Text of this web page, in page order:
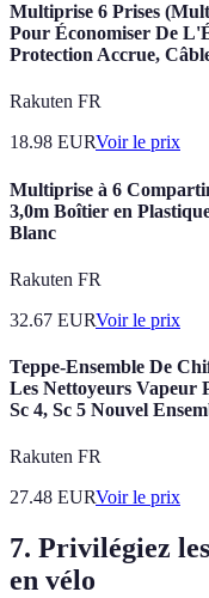
Multiprise 6 Prises
Pour Économiser De
Protection Accrue,
Rakuten FR
18.98 EURVoir le prix
Multiprise à 6
3,0m Boîtier en
Blanc
Rakuten FR
32.67 EURVoir le prix
Teppe-Ensemble De
Les Nettoyeurs Vapeur
Sc 4, Sc 5 Nouvel
Rakuten FR
27.48 EURVoir le prix
7. Privilégiez
en vélo